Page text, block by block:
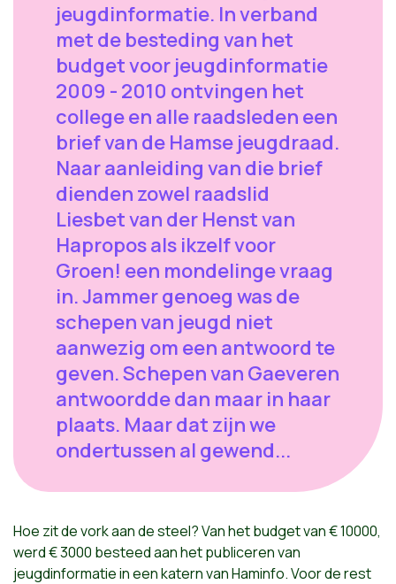
jeugdinformatie. In verband
met de besteding van het
budget voor jeugdinformatie
2009 - 2010 ontvingen het
college en alle raadsleden een
brief van de Hamse jeugdraad.
Naar aanleiding van die brief
dienden zowel raadslid
Liesbet van der Henst van
Hapropos als ikzelf voor
Groen! een mondelinge vraag
in. Jammer genoeg was de
schepen van jeugd niet
aanwezig om een antwoord te
geven. Schepen van Gaeveren
antwoordde dan maar in haar
plaats. Maar dat zijn we
ondertussen al gewend...
Hoe zit de vork aan de steel? Van het budget van € 10000,
werd € 3000 besteed aan het publiceren van
jeugdinformatie in een katern van Haminfo. Voor de rest